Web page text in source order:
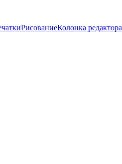
РисованиеКолонка редактора